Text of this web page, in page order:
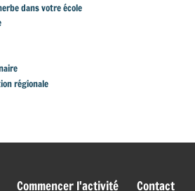
dans votre école
régionale
Commencer l'activité Contact